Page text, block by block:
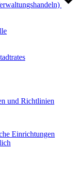
und Richtlinien
Einrichtungen